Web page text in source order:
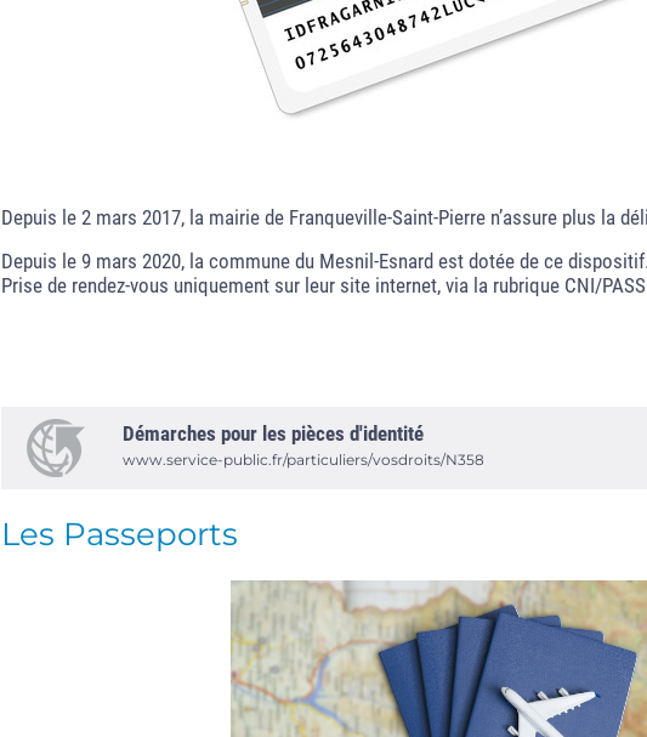
Depuis le 2 mars 2017, la mairie de Franqueville-Saint-Pierre n’assure plus la
Depuis le 9 mars 2020, la commune du Mesnil-Esnard est dotée de ce dispositif.
Prise de rendez-vous uniquement sur leur site internet, via la rubrique CNI/
Démarches pour les pièces d'identité
www.service-public.fr/particuliers/vosdroits/N358
Les Passeports